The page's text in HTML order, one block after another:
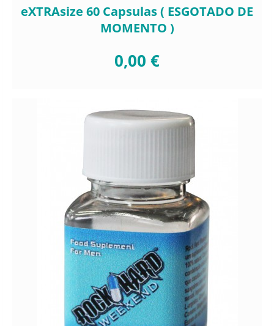
eXTRAsize 60 Capsulas ( ESGOTADO DE
MOMENTO )
0,00 €